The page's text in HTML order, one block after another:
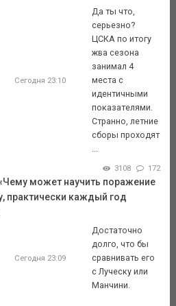
Сегодня 23:10
Да ты что,
серьезно?
ЦСКА по итогу
жва сезона
занимал 4
места с
идентичными
показателями.
Странно, летние
сборы проходят
...
3108 172
может научить поражение
практически каждый год
Сегодня 23:09
Достаточно
долго, что бы
сравнивать его
с Луческу или
Манчини.